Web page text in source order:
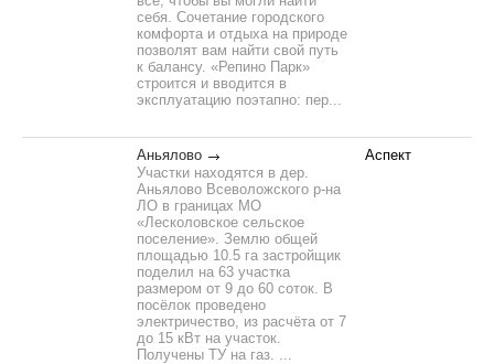
себя. Сочетание городского
комфорта и отдыха на природе
позволят вам найти свой путь
к балансу. «Репино Парк»
строится и вводится в
эксплуатацию поэтапно: пер...
Аньялово
Участки находятся в дер.
Аньялово Всеволожского р-на
ЛО в границах МО
«Лесколовское сельское
поселение». Землю общей
площадью 10.5 га застройщик
поделил на 63 участка
размером от 9 до 60 соток. В
посёлок проведено
электричество, из расчёта от 7
до 15 кВт на участок.
Получены ТУ на газ. ...
Аспект